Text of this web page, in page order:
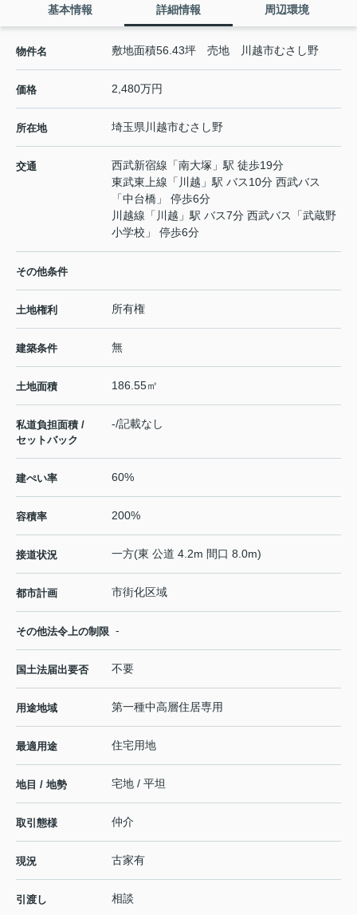
基本情報 詳細情報 周辺環境
物件名 敷地面積56.43坪 売地 川越市むさし野
価格 2,480万円
所在地 埼玉県 川越市むさし野
交通 西武新宿線 「南大塚 」駅 徒歩19分
東武東上線 「 川越 」駅 バス10分 西武バス
「中台橋」 停歩6分
川越線 「 川越 」駅 バス7分 西武バス「武蔵野
小学校」 停歩6分
その他条件
土地権利 所有権
建築条件 無
土地面積 186.55㎡
私道負担面積 /
セットバック
-/記載なし
建ぺい率 60%
容積率 200%
接道状況 一方(東 公道 4.2m 間口 8.0m)
都市計画 市街化区域
その他法令上の制限 -
国土法届出要否 不要
用途地域 第一種中高層住居専用
最適用途 住宅用地
地目 / 地勢 宅地 / 平坦
取引態様 仲介
現況 古家有
引渡し 相談